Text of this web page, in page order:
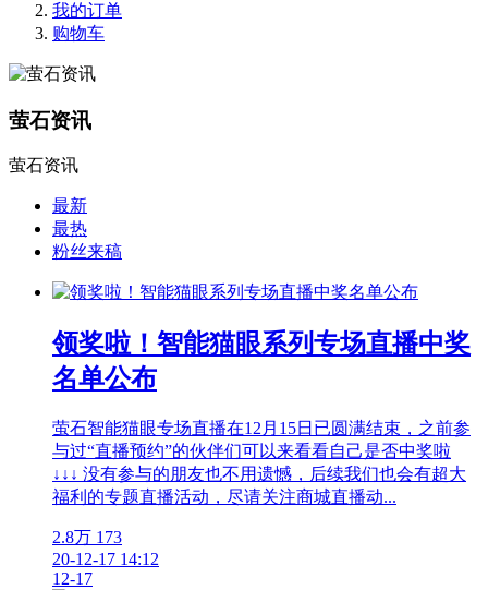
我的订单
购物车
萤石资讯
萤石资讯
最新
最热
粉丝来稿
领奖啦！智能猫眼系列专场直播中奖
名单公布
萤石智能猫眼专场直播在12月15日已圆满结束，之前参
与过“直播预约”的伙伴们可以来看看自己是否中奖啦
↓↓↓ 没有参与的朋友也不用遗憾，后续我们也会有超大
福利的专题直播活动，尽请关注商城直播动...
2.8万 173
20-12-17 14:12
12-17